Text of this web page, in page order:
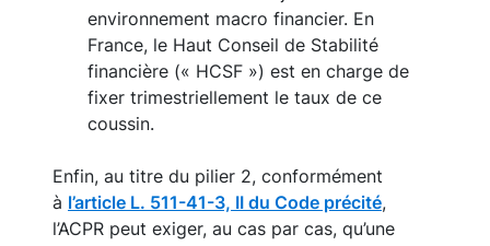
environnement macro financier. En
France, le Haut Conseil de Stabilité
financière (« HCSF ») est en charge de
fixer trimestriellement le taux de ce
coussin.
Enfin, au titre du pilier 2, conformément
à l’article L. 511-41-3, II du Code précité,
l’ACPR peut exiger, au cas par cas, qu’une